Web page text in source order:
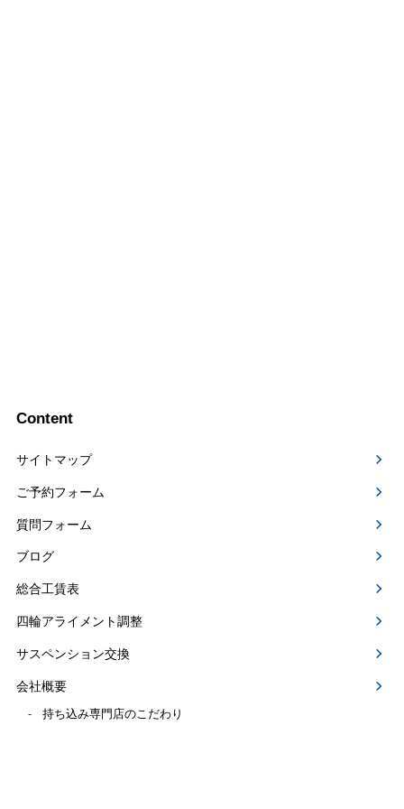
Content
サイトマップ
ご予約フォーム
質問フォーム
ブログ
総合工賃表
四輪アライメント調整
サスペンション交換
会社概要
持ち込み専門店のこだわり